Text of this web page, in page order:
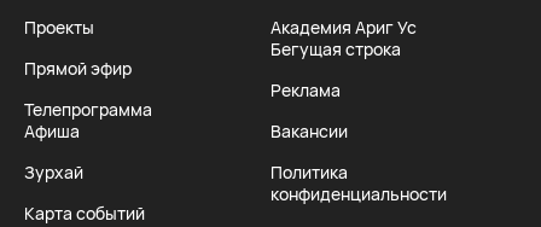
Проекты
Прямой эфир
Телепрограмма
Афиша
Зурхай
Карта событий
Академия Ариг Ус
Бегущая строка
Реклама
Вакансии
Политика
конфиденциальности